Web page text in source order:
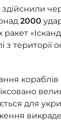
2000
ракет
території
для